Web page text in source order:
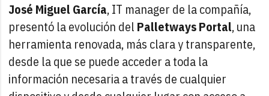
José Miguel García, IT manager de la compañía,
presentó la evolución del Palletways Portal, una
herramienta renovada, más clara y transparente,
desde la que se puede acceder a toda la
información necesaria a través de cualquier